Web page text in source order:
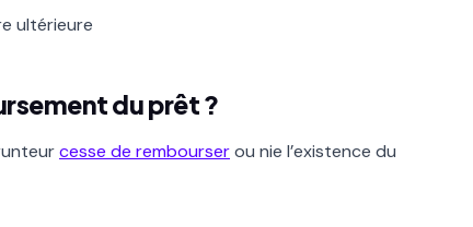
ultérieure
du prêt ?
cesse de rembourserou nie l’existence du